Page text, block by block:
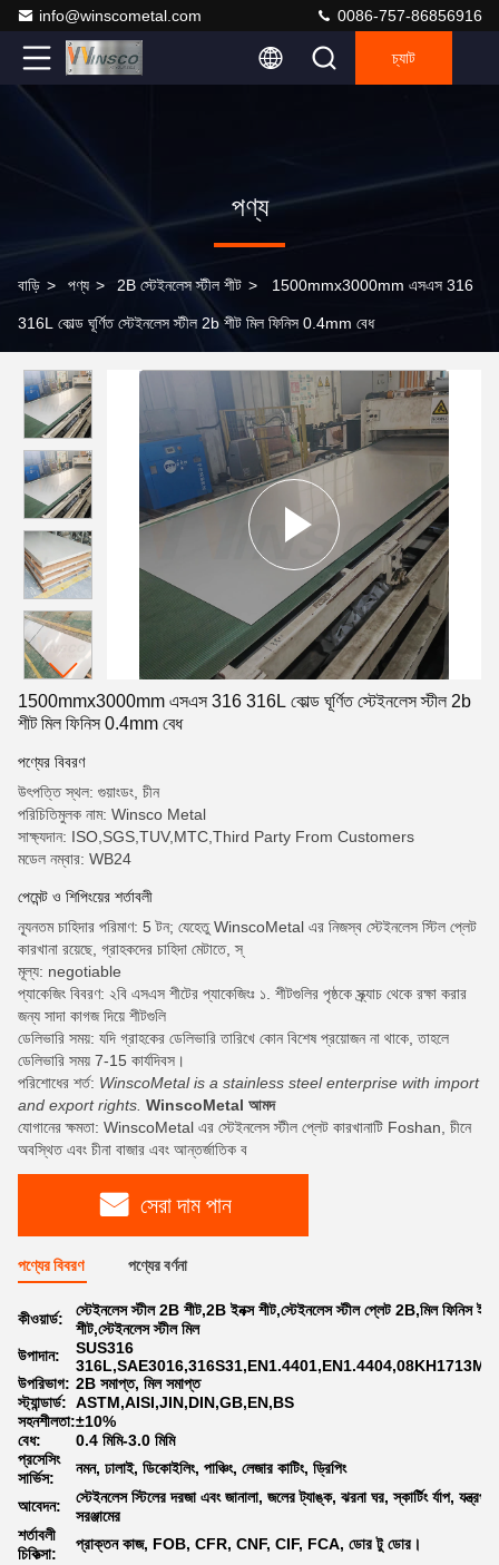
info@winscometal.com 0086-757-86856916
চ্যাট
পণ্য
বাড়ি > পণ্য > 2B স্টেইনলেস স্টীল শীট > 1500mmx3000mm এসএস 316
316L কোল্ড ঘূর্ণিত স্টেইনলেস স্টীল 2b শীট মিল ফিনিস 0.4mm বেধ
1500mmx3000mm এসএস 316 316L কোল্ড ঘূর্ণিত স্টেইনলেস স্টীল 2b
শীট মিল ফিনিস 0.4mm বেধ
পণ্যের বিবরণ
উৎপত্তি স্থল: গুয়াংডং, চীন
পরিচিতিমুলক নাম: Winsco Metal
সাক্ষ্যদান: ISO,SGS,TUV,MTC,Third Party From Customers
মডেল নম্বার: WB24
পেমেন্ট ও শিপিংয়ের শর্তাবলী
ন্যূনতম চাহিদার পরিমাণ: 5 টন; যেহেতু WinscoMetal এর নিজস্ব স্টেইনলেস স্টিল প্লেট
কারখানা রয়েছে, গ্রাহকদের চাহিদা মেটাতে, স্
মূল্য: negotiable
প্যাকেজিং বিবরণ: ২বি এসএস শীটের প্যাকেজিংঃ ১. শীটগুলির পৃষ্ঠকে স্ক্র্যাচ থেকে রক্ষা করার
জন্য সাদা কাগজ দিয়ে শীটগুলি
ডেলিভারি সময়: যদি গ্রাহকের ডেলিভারি তারিখে কোন বিশেষ প্রয়োজন না থাকে, তাহলে
ডেলিভারি সময় 7-15 কার্যদিবস।
পরিশোধের শর্ত: WinscoMetal is a stainless steel enterprise with import
and export rights. WinscoMetal আমদ
যোগানের ক্ষমতা: WinscoMetal এর স্টেইনলেস স্টীল প্লেট কারখানাটি Foshan, চীনে
অবস্থিত এবং চীনা বাজার এবং আন্তর্জাতিক ব
সেরা দাম পান
পণ্যের বিবরণ পণ্যের বর্ণনা
কীওয়ার্ড:
স্টেইনলেস স্টীল 2B শীট,2B ইনক্স শীট,স্টেইনলেস স্টীল প্লেট 2B,মিল ফিনিস ইনক্স
শীট,স্টেইনলেস স্টীল মিল
উপাদান:
SUS316
উপরিভাগ: 2B সমাপ্ত, মিল সমাপ্ত
স্ট্যান্ডার্ড: ASTM,AISI,JIN,DIN,GB,EN,BS
সহনশীলতা:±10%
বেধ:
0.4 মিমি-3.0 মিমি
প্রসেসিং
সার্ভিস:
নমন, ঢালাই, ডিকোইলিং, পাঞ্চিং, লেজার কাটিং, ড্রিপিং
আবেদন:
স্টেইনলেস স্টিলের দরজা এবং জানালা, জলের ট্যাঙ্ক, ঝরনা ঘর, স্কার্টিং র্যাপ,
সরঞ্জামের
শর্তাবলী
চিকিত্সা:
প্রাক্তন কাজ, FOB, CFR, CNF, CIF, FCA, ডোর টু ডোর।